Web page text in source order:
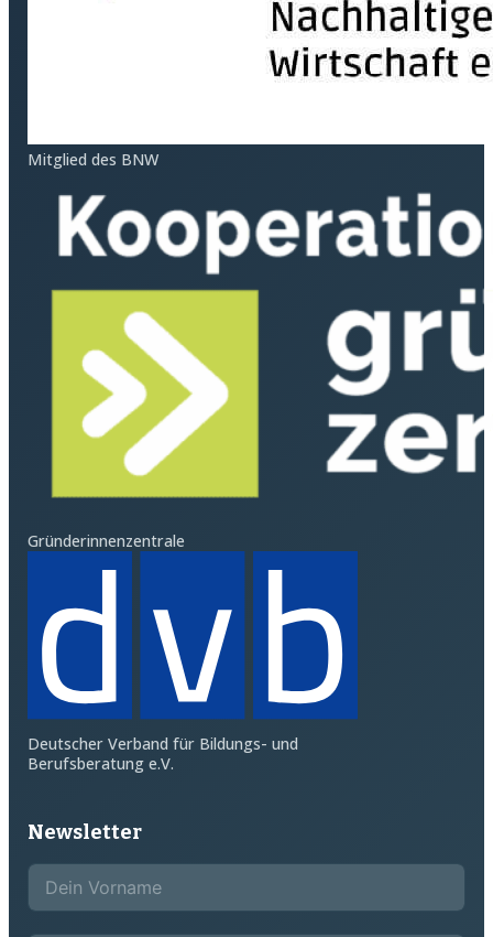
Mitglied des BNW
Gründerinnenzentrale
Deutscher Verband für Bildungs- und
Berufsberatung e.V.
Newsletter